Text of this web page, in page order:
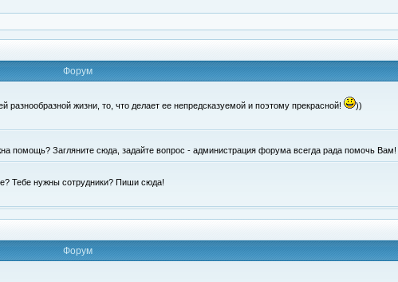
Форум
жизни, то, что делает ее непредсказуемой и поэтому прекрасной!
))
помощь? Загляните сюда, задайте вопрос - администрация форума всегда рада помочь Вам!
Тебе нужны сотрудники? Пиши сюда!
Форум